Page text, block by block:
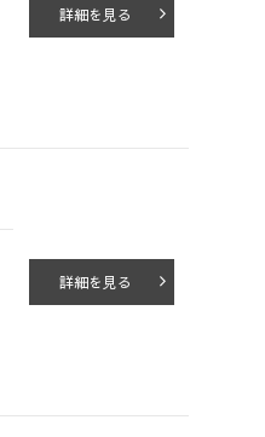
詳細を見る
詳細を見る